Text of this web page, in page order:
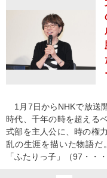
1月7日からNHKで放送
時代、千年の時を超える
式部を主人公に、時の権
乱の生涯を描いた物語だ
「ふたりっ子」（97・・・